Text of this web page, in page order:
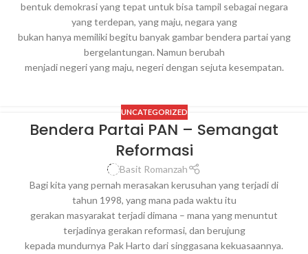
bentuk demokrasi yang tepat untuk bisa tampil sebagai negara
yang terdepan, yang maju, negara yang
bukan hanya memiliki begitu banyak gambar bendera partai yang
bergelantungan. Namun berubah
menjadi negeri yang maju, negeri dengan sejuta kesempatan.
UNCATEGORIZED
Bendera Partai PAN – Semangat
Reformasi
Basit Romanzah
Bagi kita yang pernah merasakan kerusuhan yang terjadi di
tahun 1998, yang mana pada waktu itu
gerakan masyarakat terjadi dimana – mana yang menuntut
terjadinya gerakan reformasi, dan berujung
kepada mundurnya Pak Harto dari singgasana kekuasaannya.